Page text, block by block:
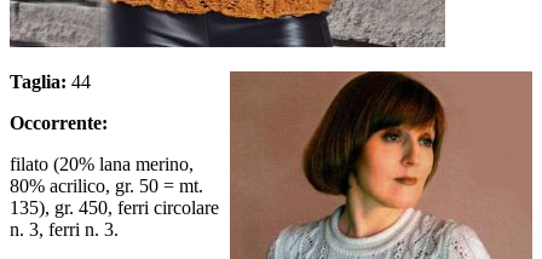
Taglia: 44
Occorrente:
filato (20% lana merino,
80% acrilico, gr. 50 = mt.
135), gr. 450, ferri circolare
n. 3, ferri n. 3.